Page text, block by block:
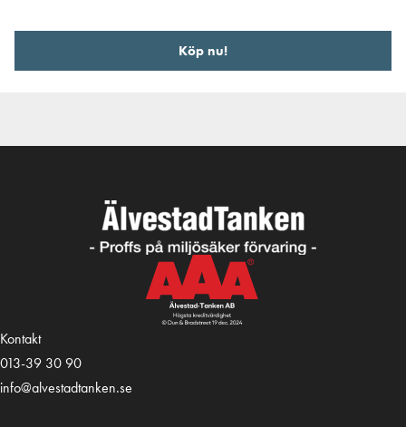
Köp nu!
Kontakt
013-39 30 90
info@alvestadtanken.se